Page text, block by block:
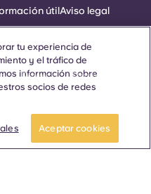
útilAviso legal
French Portuguese
tu experiencia de
y el tráfico de
información sobre
socios de redes
Aceptar cookies